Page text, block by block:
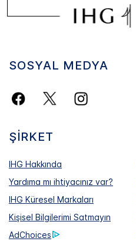
SOSYAL MEDYA
ŞIRKET
IHG Hakkında
Yardıma mı ihtiyacınız var?
IHG Küresel Markaları
Kişisel Bilgilerimi Satmayın
AdChoices